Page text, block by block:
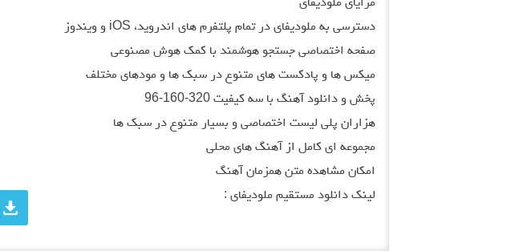
دسترسی به ملودیفای در تمام پلتفرم های اندروید، iOS و ویندوز
صفحه اختصاصی جستجو هوشمند با کمک هوش مصنوعی
میکس ها و پادکست های متنوع در سبک ها و مودهای مختلف
پخش و دانلود آهنگ با سه کیفیت 320-160-96
هزاران پلی لیست اختصاصی و بسیار متنوع در سبک ها
مجموعه ای کامل از آهنگ های محلی
امکان مشاهده متن همزمان آهنگ
لینک دانلود مستقیم ملودیفای :